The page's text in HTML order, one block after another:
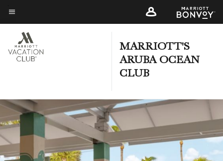
Skip
to
main
content
Texto del menú
MARRIOTT'S
ARUBA OCEAN
CLUB